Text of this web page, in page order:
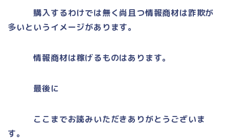
購入するわけでは無く尚且つ情報商材は詐欺が
多いというイメージがあります。
情報商材は稼げるものはあります。
最後に
ここまでお読みいただきありがとうございま
す。